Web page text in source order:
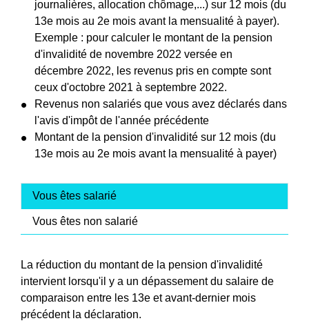
journalières, allocation chômage,...) sur 12 mois (du
13e mois au 2e mois avant la mensualité à payer).
Exemple : pour calculer le montant de la pension
d'invalidité de novembre 2022 versée en
décembre 2022, les revenus pris en compte sont
ceux d'octobre 2021 à septembre 2022.
Revenus non salariés que vous avez déclarés dans
l'avis d'impôt de l'année précédente
Montant de la pension d'invalidité sur 12 mois (du
13e mois au 2e mois avant la mensualité à payer)
Vous êtes salarié
Vous êtes non salarié
La réduction du montant de la pension d'invalidité
intervient lorsqu'il y a un dépassement du salaire de
comparaison entre les 13e et avant-dernier mois
précédent la déclaration.